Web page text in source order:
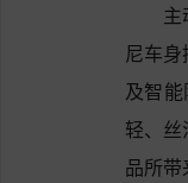
尼车
及智
轻、
品所